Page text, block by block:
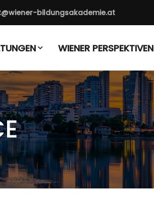
bildungsakademie.at
WIENER PERSPEKTIVEN